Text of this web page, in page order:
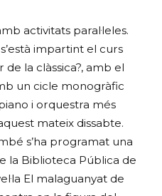
activitats paral·leles.
impartint el curs
de la clàssica?, amb el
un cicle monogràfic
i orquestra més
mateix dissabte.
s’ha programat una
la Biblioteca Pública de
El malaguanyat de